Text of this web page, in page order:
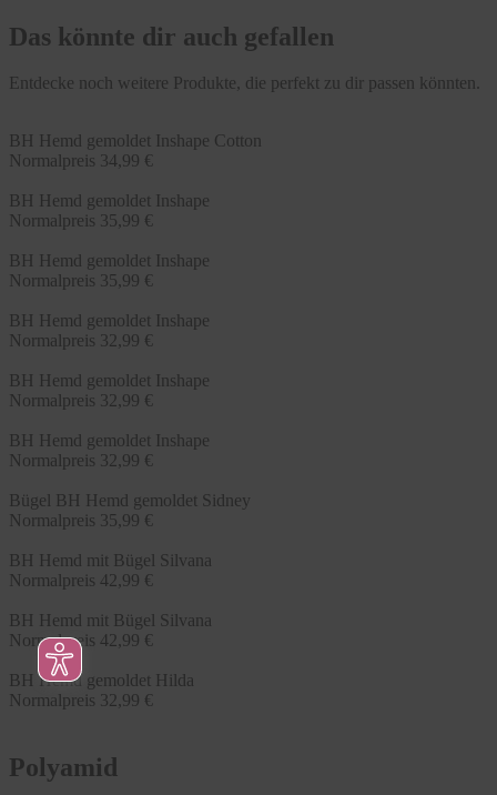
Das könnte dir auch gefallen
Entdecke noch weitere Produkte, die perfekt zu dir passen könnten.
BH Hemd gemoldet Inshape Cotton
Normalpreis 34,99 €
BH Hemd gemoldet Inshape
Normalpreis 35,99 €
BH Hemd gemoldet Inshape
Normalpreis 35,99 €
BH Hemd gemoldet Inshape
Normalpreis 32,99 €
BH Hemd gemoldet Inshape
Normalpreis 32,99 €
BH Hemd gemoldet Inshape
Normalpreis 32,99 €
Bügel BH Hemd gemoldet Sidney
Normalpreis 35,99 €
BH Hemd mit Bügel Silvana
Normalpreis 42,99 €
BH Hemd mit Bügel Silvana
Normalpreis 42,99 €
BH Hemd gemoldet Hilda
Normalpreis 32,99 €
Polyamid